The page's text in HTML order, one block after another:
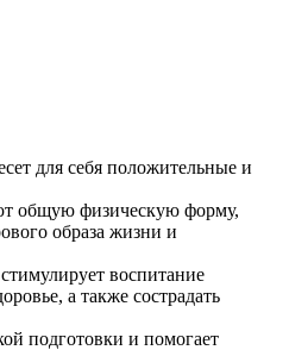
для себя положительные и
общую физическую форму,
образа жизни и
воспитание
а также сострадать
подготовки и помогает